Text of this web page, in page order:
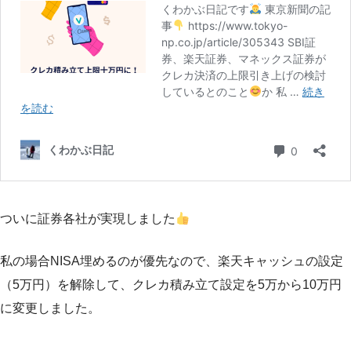
ついに証券各社が実現しました
私の場合NISA埋めるのが優先なので、楽天キャッシュの設定
（5万円）を解除して、クレカ積み立て設定を5万から10万円
に変更しました。